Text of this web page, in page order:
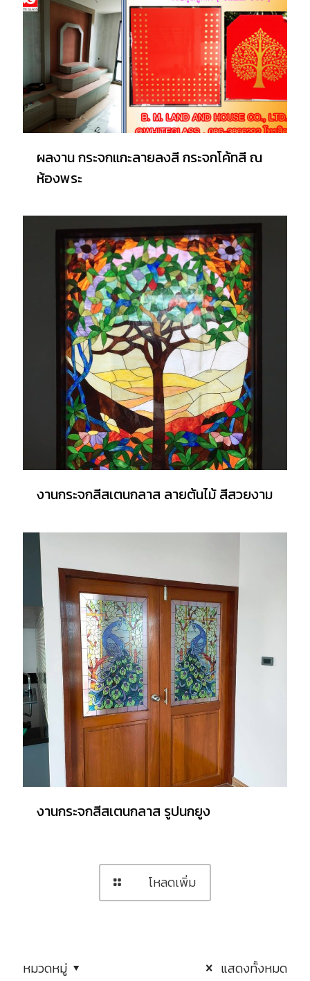
ผลงาน กระจกแกะลายลงสี กระจกโค้ทสี ณ
ห้องพระ
งานกระจกสีสเตนกลาส ลายต้นไม้ สีสวยงาม
งานกระจกสีสเตนกลาส รูปนกยูง
โหลดเพิ่ม
หมวดหมู่ แสดงทั้งหมด